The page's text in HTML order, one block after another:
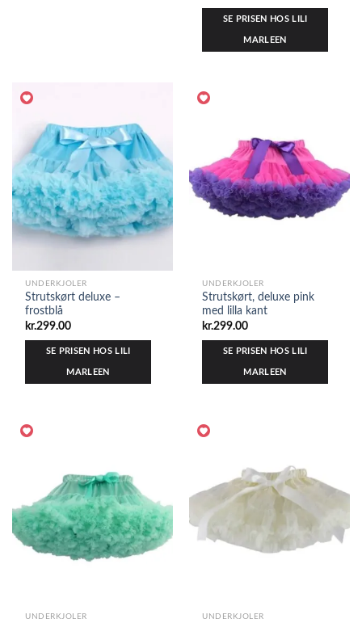
SE PRISEN HOS LILI
MARLEEN
UNDERKJOLER
Strutskørt deluxe –
frostblå
kr.299.00
SE PRISEN HOS LILI
MARLEEN
UNDERKJOLER
Strutskørt, deluxe pink
med lilla kant
kr.299.00
SE PRISEN HOS LILI
MARLEEN
UNDERKJOLER UNDERKJOLER